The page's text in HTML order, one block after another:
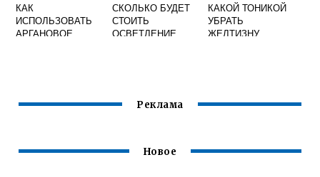
КАК
ИСПОЛЬЗОВАТЬ
АРГАНОВОЕ
СКОЛЬКО БУДЕТ
СТОИТЬ
ОСВЕТЛЕНИЕ
КАКОЙ ТОНИКОЙ
УБРАТЬ
ЖЕЛТИЗНУ
Реклама
Новое